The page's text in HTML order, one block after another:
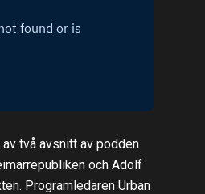
två avsnitt av podden
och Adolf
Programledaren Urban